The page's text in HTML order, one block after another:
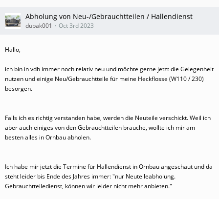
Abholung von Neu-/Gebrauchtteilen / Hallendienst
dubak001 Oct 3rd 2023
Hallo,
ich bin in vdh immer noch relativ neu und möchte gerne jetzt die Gelegenheit
nutzen und einige Neu/Gebrauchtteile für meine Heckflosse (W110 / 230)
besorgen.
Falls ich es richtig verstanden habe, werden die Neuteile verschickt. Weil ich
aber auch einiges von den Gebrauchtteilen brauche, wollte ich mir am
besten alles in Ornbau abholen.
Ich habe mir jetzt die Termine für Hallendienst in Ornbau angeschaut und da
steht leider bis Ende des Jahres immer: "nur Neuteileabholung.
Gebrauchtteiledienst, können wir leider nicht mehr anbieten."